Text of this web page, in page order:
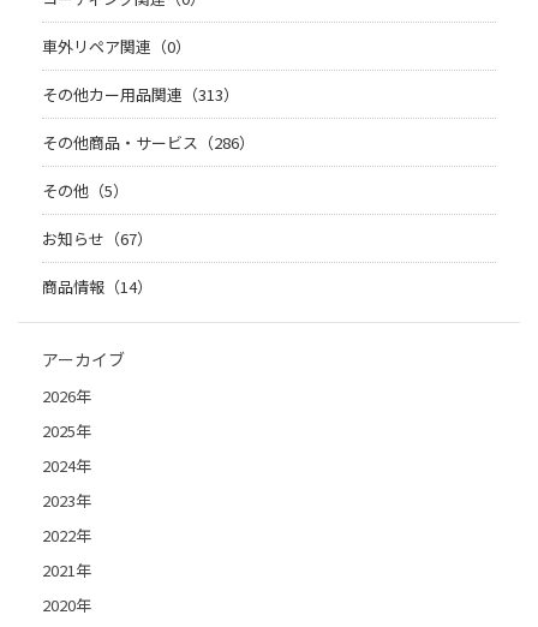
車外リペア関連（0）
その他カー用品関連（313）
その他商品・サービス（286）
その他（5）
お知らせ（67）
商品情報（14）
アーカイブ
2026年
2025年
2024年
2023年
2022年
2021年
2020年